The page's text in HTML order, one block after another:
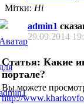
Мітки: Ні
admin1
29.09.2014
Статья: Какие
портале?
Вы можете
http://